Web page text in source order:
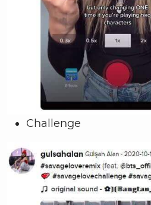
Challenge